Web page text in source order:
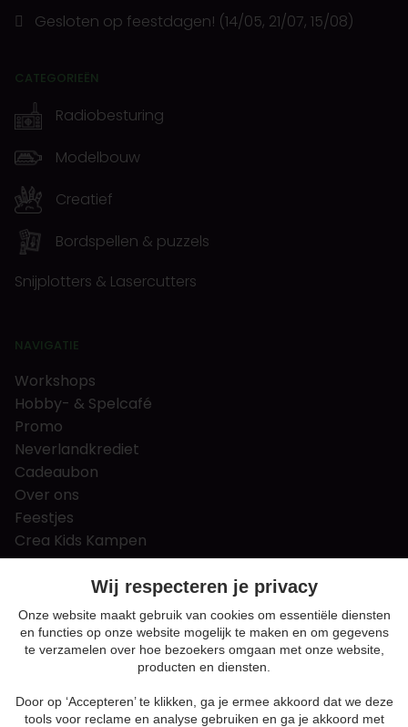
Gesloten op feestdagen! (14/05, 21/07, 15/08)
CATEGORIEËN
Radiobesturing
Modelbouw
Creatief
Bordspellen & puzzels
Snijplotters & Lasercutters
NAVIGATIE
Workshops
Hobby- & Spelcafé
Promo
Neverlandkrediet
Cadeaubon
Over ons
Feestjes
Crea Kids Kampen
FAQ
Tips & tricks
Contact
Nieuws & Vacatures
Algemene voorwaarden
Wij respecteren je privacy
Onze website maakt gebruik van cookies om essentiële diensten
en functies op onze website mogelijk te maken en om gegevens
te verzamelen over hoe bezoekers omgaan met onze website,
producten en diensten.
Door op ‘Accepteren’ te klikken, ga je ermee akkoord dat we deze
tools voor reclame en analyse gebruiken en ga je akkoord met